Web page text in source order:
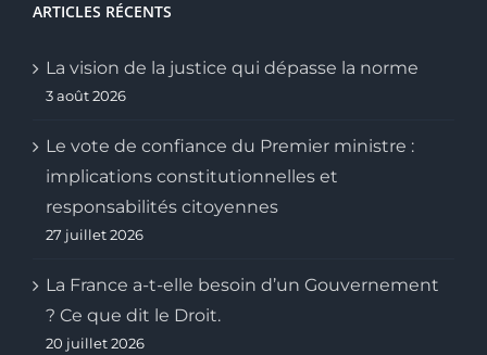
ARTICLES RÉCENTS
La vision de la justice qui dépasse la norme
3 août 2026
Le vote de confiance du Premier ministre :
implications constitutionnelles et
responsabilités citoyennes
27 juillet 2026
La France a-t-elle besoin d’un Gouvernement
? Ce que dit le Droit.
20 juillet 2026